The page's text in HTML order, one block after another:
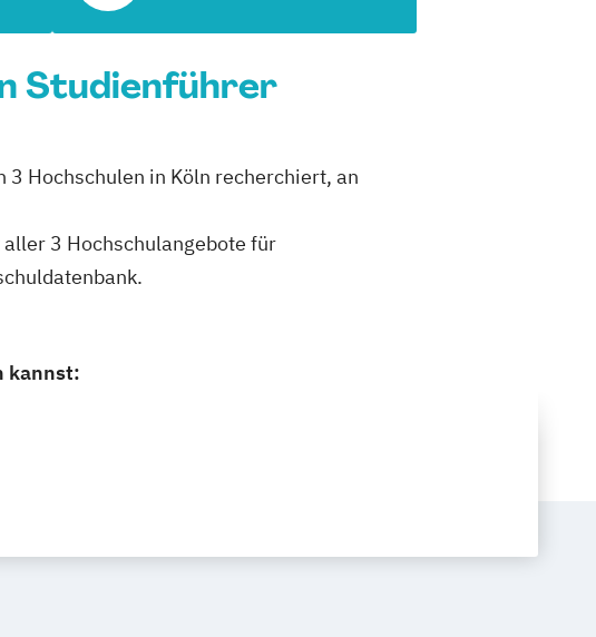
Studienführer
Hochschulen in Köln recherchiert, an
3 Hochschulangebote für
kannst: